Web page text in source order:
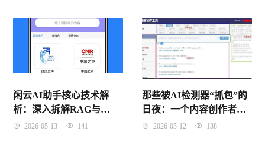
闲云AI助手核心技术解
析：深入拆解RAG与
Agent架构原理
2026-05-13 141
那些被AI检测器“抓包”的
日夜：一个内容创作者的
血泪自救指南
2026-05-12 138